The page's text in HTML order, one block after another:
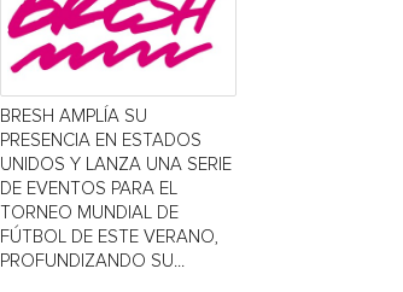
BRESH AMPLÍA SU
PRESENCIA EN ESTADOS
UNIDOS Y LANZA UNA SERIE
DE EVENTOS PARA EL
TORNEO MUNDIAL DE
FÚTBOL DE ESTE VERANO,
PROFUNDIZANDO SU...